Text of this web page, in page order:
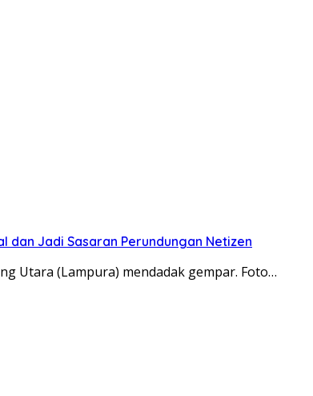
dan Jadi Sasaran Perundungan Netizen
Utara (Lampura) mendadak gempar. Foto…